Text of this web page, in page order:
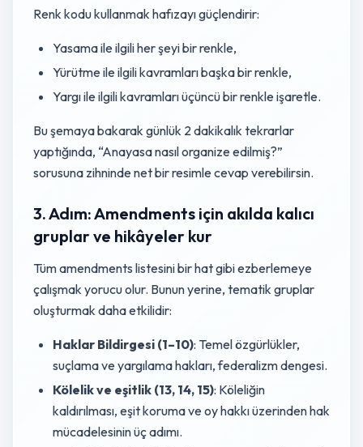
Renk kodu kullanmak hafızayı güçlendirir:
Yasama ile ilgili her şeyi bir renkle,
Yürütme ile ilgili kavramları başka bir renkle,
Yargı ile ilgili kavramları üçüncü bir renkle işaretle.
Bu şemaya bakarak günlük 2 dakikalık tekrarlar
yaptığında, “Anayasa nasıl organize edilmiş?”
sorusuna zihninde net bir resimle cevap verebilirsin.
3. Adım: Amendments için akılda kalıcı
gruplar ve hikâyeler kur
Tüm amendments listesini bir hat gibi ezberlemeye
çalışmak yorucu olur. Bunun yerine, tematik gruplar
oluşturmak daha etkilidir:
Haklar Bildirgesi (1–10): Temel özgürlükler,
suçlama ve yargılama hakları, federalizm dengesi.
Kölelik ve eşitlik (13, 14, 15): Köleliğin
kaldırılması, eşit koruma ve oy hakkı üzerinden hak
mücadelesinin üç adımı.